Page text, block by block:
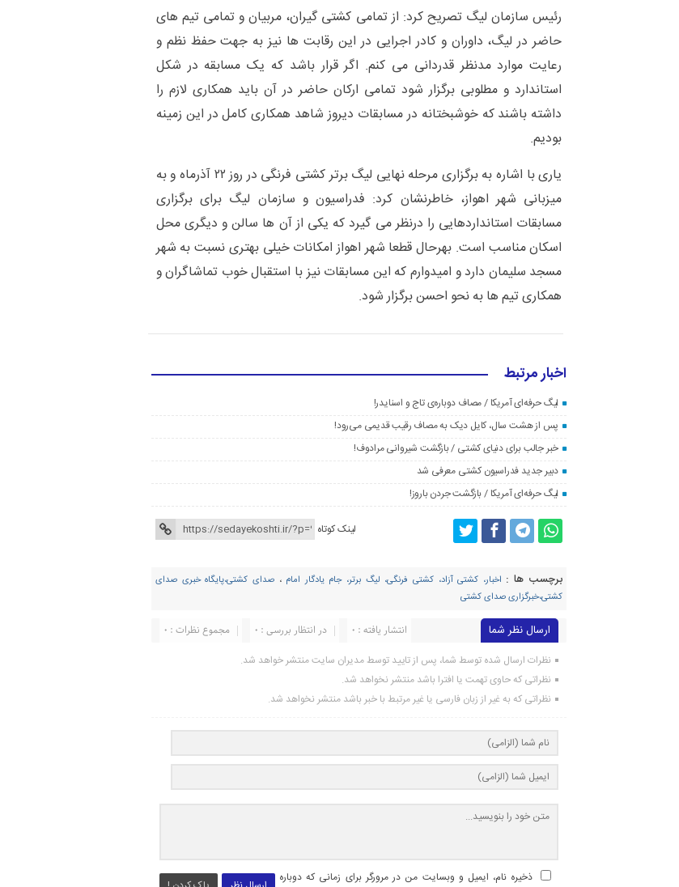
رئیس سازمان لیگ تصریح کرد: از تمامی کشتی گیران، مربیان و تمامی تیم های
حاضر در لیگ، داوران و کادر اجرایی در این رقابت ها نیز به جهت حفظ نظم و
رعایت موارد مدنظر قدردانی می کنم. اگر قرار باشد که یک مسابقه در شکل
استاندارد و مطلوبی برگزار شود تمامی ارکان حاضر در آن باید همکاری لازم را
داشته باشند که خوشبختانه در مسابقات دیروز شاهد همکاری کامل در این زمینه
بودیم.
یاری با اشاره به برگزاری مرحله نهایی لیگ برتر کشتی فرنگی در روز ۲۲ آذرماه و به
میزبانی شهر اهواز، خاطرنشان کرد: فدراسیون و سازمان لیگ برای برگزاری
مسابقات استانداردهایی را درنظر می گیرد که یکی از آن ها سالن و دیگری محل
اسکان مناسب است. بهرحال قطعا شهر اهواز امکانات خیلی بهتری نسبت به شهر
مسجد سلیمان دارد و امیدوارم که این مسابقات نیز با استقبال خوب تماشاگران و
همکاری تیم ها به نحو احسن برگزار شود.
اخبار مرتبط
لیگ حرفه‌ای آمریکا / مصاف دوباره‌ی تاج و اسنایدر!
پس از هشت سال، کایل دیک به مصاف رقیب قدیمی می‌رود!
خبر جالب برای دنیای کشتی / بازگشت شیروانی مرادوف!
دبیر جدید فدراسیون کشتی معرفی شد
لیگ حرفه‌ای آمریکا / بازگشت جردن باروز!
لینک کوتاه
برچسب ها : اخبار، کشتی آزاد، کشتی فرنگی، لیگ برتر، جام یادگار امام ،صدای کشتی،پایگاه خبری صدای
کشتی،خبرگزاری صدای کشتی
ارسال نظر شما مجموع نظرات : 0 در انتظار بررسی : 0 انتشار یافته : ۰
نظرات ارسال شده توسط شما، پس از تایید توسط مدیران سایت منتشر خواهد شد.
نظراتی که حاوی تهمت یا افترا باشد منتشر نخواهد شد.
نظراتی که به غیر از زبان فارسی یا غیر مرتبط با خبر باشد منتشر نخواهد شد.
ذخیره نام، ایمیل و وبسایت من در مرورگر برای زمانی که دوباره